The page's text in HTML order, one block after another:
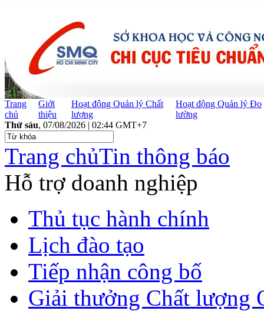
Trang
chủ
Giới
thiệu
Hoạt động Quản lý Chất
lượng
Hoạt động Quản lý Đo
lường
Thứ sáu, 07/08/2026 | 02:44 GMT+7
Trang chủTin thông báo
Hỗ trợ doanh nghiệp
Thủ tục hành chính
Lịch đào tạo
Tiếp nhận công bố
Giải thưởng Chất lượng